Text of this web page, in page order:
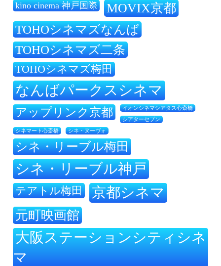
kino cinema 神戸国際 MOVIX京都
TOHOシネマズなんば
TOHOシネマズ二条
TOHOシネマズ梅田
なんばパークスシネマ
アップリンク京都 イオンシネマシアタス心斎橋
シアターセブン
シネマート心斎橋 シネ・ヌーヴォ
シネ・リーブル梅田
シネ・リーブル神戸
テアトル梅田 京都シネマ
元町映画館
大阪ステーションシティシネ
マ